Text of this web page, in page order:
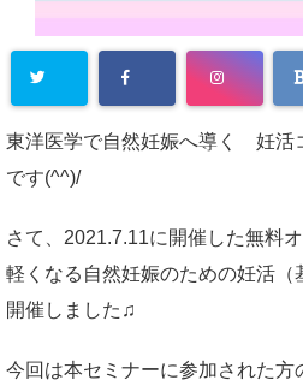
東洋医学で自然妊娠へ導く 妊
です(^^)/
さて、2021.7.11に開催した無料
軽くなる自然妊娠のための妊活（
開催しました♫
今回は本セミナーに参加された